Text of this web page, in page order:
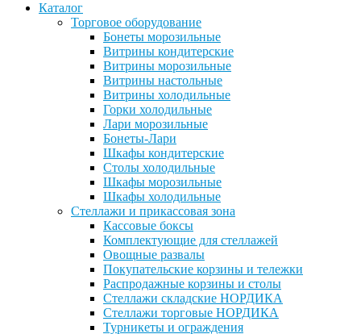
Каталог
Торговое оборудование
Бонеты морозильные
Витрины кондитерские
Витрины морозильные
Витрины настольные
Витрины холодильные
Горки холодильные
Лари морозильные
Бонеты-Лари
Шкафы кондитерские
Столы холодильные
Шкафы морозильные
Шкафы холодильные
Стеллажи и прикассовая зона
Кассовые боксы
Комплектующие для стеллажей
Овощные развалы
Покупательские корзины и тележки
Распродажные корзины и столы
Стеллажи складские НОРДИКА
Стеллажи торговые НОРДИКА
Турникеты и ограждения